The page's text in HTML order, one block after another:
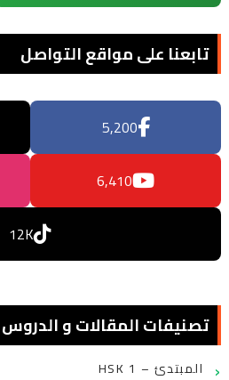
تابعنا على مواقع التواصل
5,200
6,410
12K
تصنيفات المقالات و الدروس
HSK 1 – المبتدئ